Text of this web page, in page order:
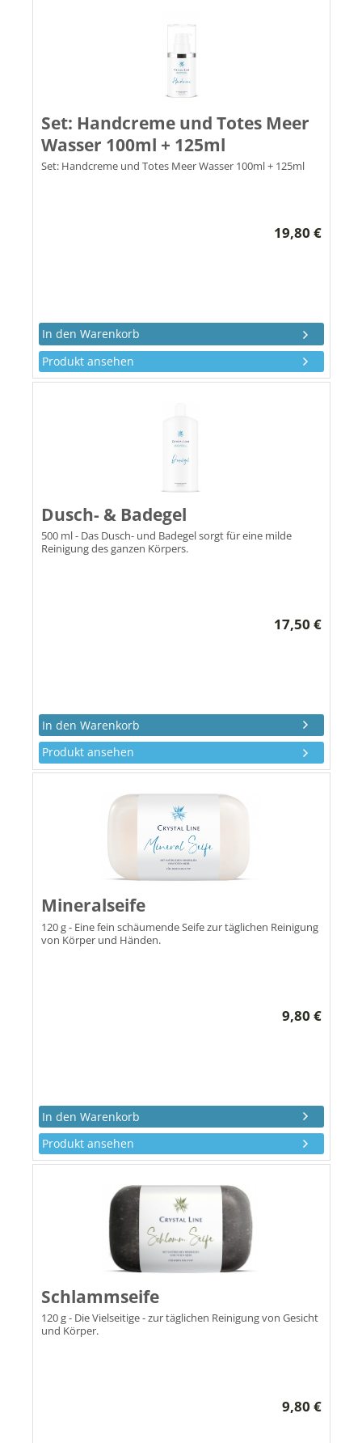
Set: Handcreme und Totes Meer
Wasser 100ml + 125ml
Set: Handcreme und Totes Meer Wasser 100ml + 125ml
19,80 €
Produkt ansehen
Dusch- & Badegel
500 ml - Das Dusch- und Badegel sorgt für eine milde
Reinigung des ganzen Körpers.
17,50 €
Produkt ansehen
Mineralseife
120 g - Eine fein schäumende Seife zur täglichen Reinigung
von Körper und Händen.
9,80 €
Produkt ansehen
Schlammseife
120 g - Die Vielseitige - zur täglichen Reinigung von Gesicht
und Körper.
9,80 €